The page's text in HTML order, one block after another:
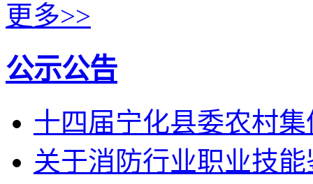
更多>>
公示公告
十四届宁化县委农村
关于消防行业职业技